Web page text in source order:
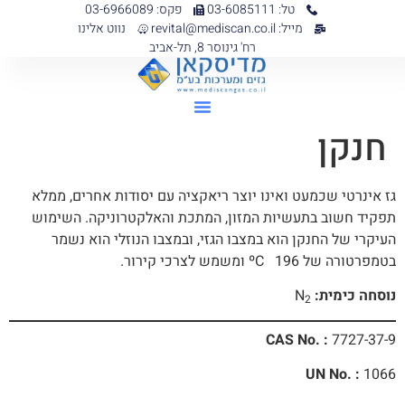
טל: 03-6085111
פקס: 03-6966089
מייל: revital@mediscan.co.il
נווט אלינו
רח' גינוסר 8, תל-אביב
חנקן
גז אינרטי שכמעט ואינו יוצר ריאקציה עם יסודות אחרים, ממלא
תפקיד חשוב בתעשיות המזון, המתכת והאלקטרוניקה. השימוש
העיקרי של החנקן הוא במצבו הגזי, ובמצבו הנוזלי הוא נשמר
בטמפרטורה של ºC 196 ומשמש לצרכי קירור.
נוסחה כימית: N2
CAS No. : 7727-37-9
UN No. : 1066